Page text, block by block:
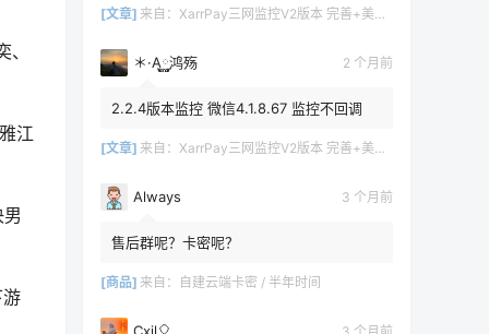
江
[文章] 来自： XarrPay三网监控V2版本 完善+美化+日志
＊·A࿆࿆鸿殇 2 个月前
2.2.4版本监控 微信4.1.8.67 监控不回调
[文章] 来自： XarrPay三网监控V2版本 完善+美化+日志
Always 3 个月前
售后群呢？卡密呢？
[商品] 来自： 自建云端卡密 / 半年时间